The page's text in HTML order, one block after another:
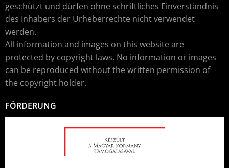
geschützt und dürfen ohne schriftliches Einverständnis
des Inhabers der Urheberrechte nicht verwendet
werden.
All information and images on this website are
protected by copyright laws. No information or images
can be reproduced without the written permission of
the copyright holder.
FÖRDERUNG